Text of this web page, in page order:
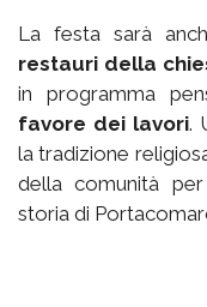
La festa sarà
restauri della
in programma
favore dei lavori.
la tradizione
della comunità
storia di